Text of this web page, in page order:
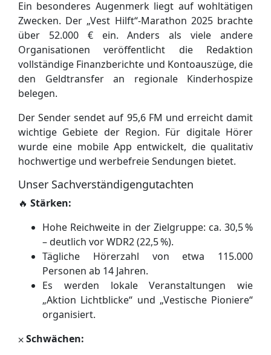
Ein besonderes Augenmerk liegt auf wohltätigen
Zwecken. Der „Vest Hilft“-Marathon 2025 brachte
über 52.000 € ein. Anders als viele andere
Organisationen veröffentlicht die Redaktion
vollständige Finanzberichte und Kontoauszüge, die
den Geldtransfer an regionale Kinderhospize
belegen.
Der Sender sendet auf 95,6 FM und erreicht damit
wichtige Gebiete der Region. Für digitale Hörer
wurde eine mobile App entwickelt, die qualitativ
hochwertige und werbefreie Sendungen bietet.
Unser Sachverständigengutachten
🔥 Stärken:
Hohe Reichweite in der Zielgruppe: ca. 30,5 %
– deutlich vor WDR2 (22,5 %).
Tägliche Hörerzahl von etwa 115.000
Personen ab 14 Jahren.
Es werden lokale Veranstaltungen wie
„Aktion Lichtblicke“ und „Vestische Pioniere“
organisiert.
⨉Schwächen: